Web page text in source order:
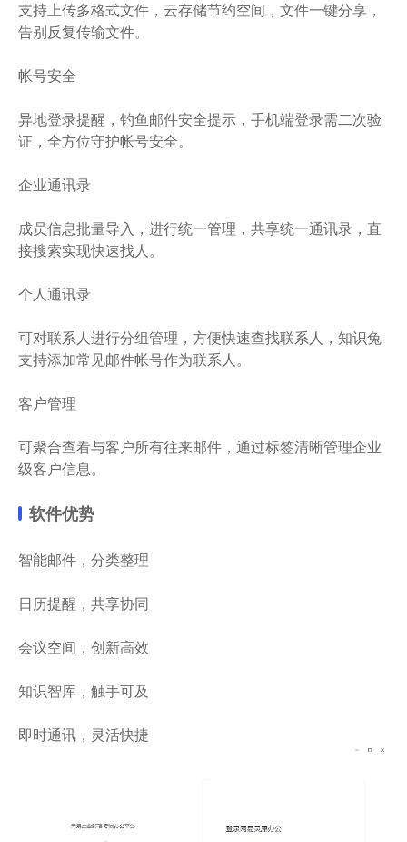
支持上传多格式文件，云存储节约空间，文件一键分享，
告别反复传输文件。
帐号安全
异地登录提醒，钓鱼邮件安全提示，手机端登录需二次验
证，全方位守护帐号安全。
企业通讯录
成员信息批量导入，进行统一管理，共享统一通讯录，直
接搜索实现快速找人。
个人通讯录
可对联系人进行分组管理，方便快速查找联系人，知识兔
支持添加常见邮件帐号作为联系人。
客户管理
可聚合查看与客户所有往来邮件，通过标签清晰管理企业
级客户信息。
软件优势
智能邮件，分类整理
日历提醒，共享协同
会议空间，创新高效
知识智库，触手可及
即时通讯，灵活快捷